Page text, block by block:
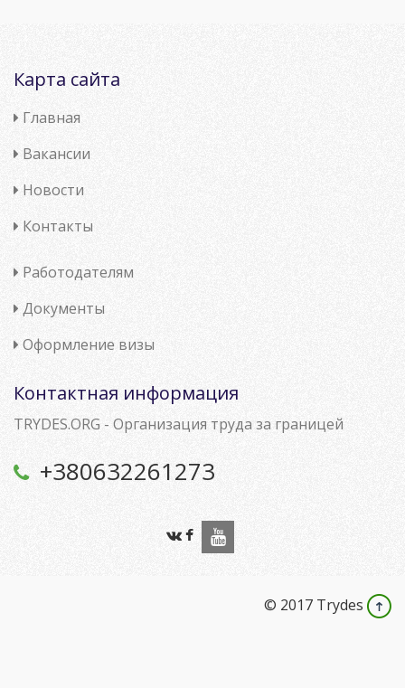
Карта сайта
Главная
Вакансии
Новости
Контакты
Работодателям
Документы
Оформление визы
Контактная информация
TRYDES.ORG - Организация труда за границей
+380632261273
© 2017 Trydes